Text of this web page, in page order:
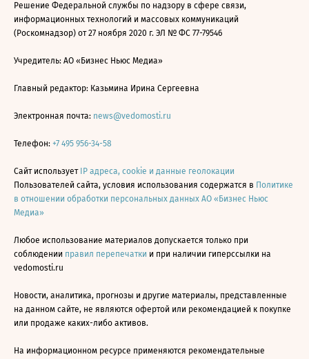
Решение Федеральной службы по надзору в сфере связи,
информационных технологий и массовых коммуникаций
(Роскомнадзор) от 27 ноября 2020 г. ЭЛ № ФС 77-79546
Учредитель: АО «Бизнес Ньюс Медиа»
Главный редактор: Казьмина Ирина Сергеевна
Электронная почта: news@vedomosti.ru
Телефон: +7 495 956-34-58
Сайт использует IP адреса, cookie и данные геолокации
Пользователей сайта, условия использования содержатся в Политике
в отношении обработки персональных данных АО «Бизнес Ньюс
Медиа»
Любое использование материалов допускается только при
соблюдении правил перепечатки и при наличии гиперссылки на
vedomosti.ru
Новости, аналитика, прогнозы и другие материалы, представленные
на данном сайте, не являются офертой или рекомендацией к покупке
или продаже каких-либо активов.
На информационном ресурсе применяются рекомендательные